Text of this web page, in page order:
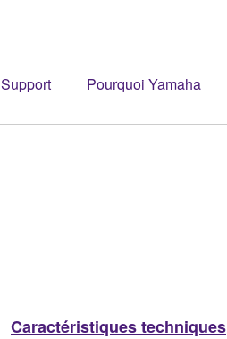
Support Pourquoi Yamaha
Caractéristiques techniques